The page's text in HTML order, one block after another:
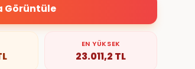
Görüntüle
EN YÜKSEK
23.011,2 TL